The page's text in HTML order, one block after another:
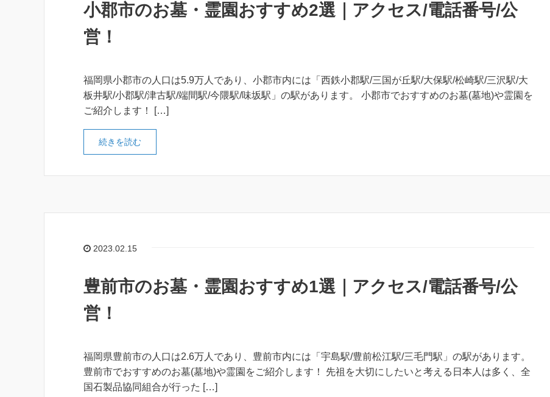
小郡市のお墓・霊園おすすめ2選｜アクセス/電話番号/公
営！
福岡県小郡市の人口は5.9万人であり、小郡市内には「西鉄小郡駅/三国が丘駅/大保駅/松崎駅/三沢駅/大
板井駅/小郡駅/津古駅/端間駅/今隈駅/味坂駅」の駅があります。 小郡市でおすすめのお墓(墓地)や霊園を
ご紹介します！ […]
続きを読む
2023.02.15
豊前市のお墓・霊園おすすめ1選｜アクセス/電話番号/公
営！
福岡県豊前市の人口は2.6万人であり、豊前市内には「宇島駅/豊前松江駅/三毛門駅」の駅があります。
豊前市でおすすめのお墓(墓地)や霊園をご紹介します！ 先祖を大切にしたいと考える日本人は多く、全
国石製品協同組合が行った […]